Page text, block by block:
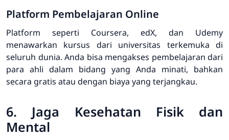
Platform Pembelajaran Online
Platform seperti Coursera, edX, dan Udemy
menawarkan kursus dari universitas terkemuka di
seluruh dunia. Anda bisa mengakses pembelajaran dari
para ahli dalam bidang yang Anda minati, bahkan
secara gratis atau dengan biaya yang terjangkau.
6. Jaga Kesehatan Fisik dan
Mental